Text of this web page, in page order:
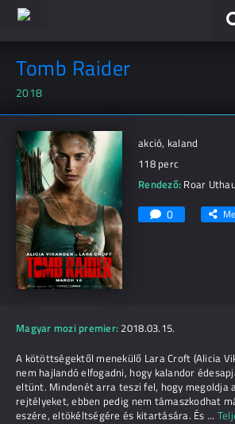
Tomb Raider
2018
akció, kaland
118 perc
Rendező: Roar
0
Magyar mozi premier: 2018.03.15.
A kötöttségektől menekülő Lara Croft (Alicia
nem hajlandó elfogadni, hogy kalandor
eltünt. Mindenét arra teszi fel, hogy megoldja
rejtélyeket, ebben pedig nem támaszkodhat
eszére, eltökéltségére és kitartására. És ...